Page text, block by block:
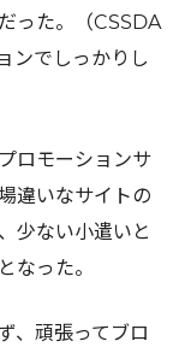
った。（CSSDA
ンでしっかりし
ロモーションサ
違いなサイトの
少ない小遣いと
なった。
、頑張ってブロ